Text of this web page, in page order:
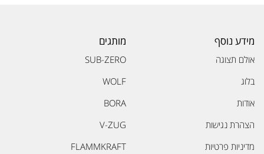
מידע נוסף
אולם תצוגה
בלוג
אודות
הצהרת נגישות
מדיניות פרטיות
מותגים
SUB-ZERO
WOLF
BORA
V-ZUG
FLAMMKRAFT